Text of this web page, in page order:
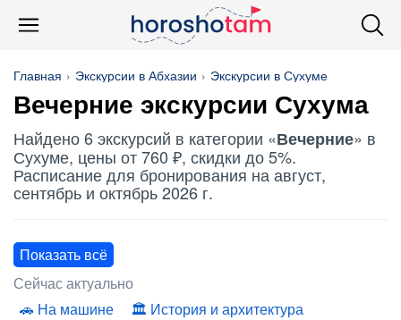
Главная Экскурсии в Абхазии Экскурсии в Сухуме
Вечерние экскурсии Сухума
Найдено 6 экскурсий в категории «Вечерние» в
Сухуме, цены от 760 ₽, скидки до 5%.
Расписание для бронирования на август,
сентябрь и октябрь 2026 г.
Показать всё
Сейчас актуально
На машине
История и архитектура